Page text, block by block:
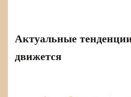
Актуальные
движется